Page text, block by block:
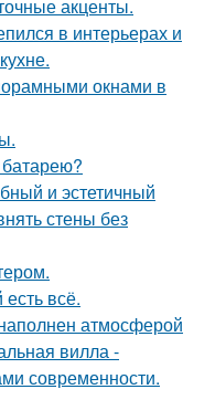
акценты.
в интерьерах и
окнами в
и эстетичный
стены без
всё.
атмосферой
вилла -
современности.